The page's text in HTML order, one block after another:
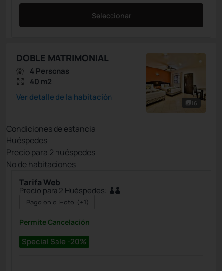
Seleccionar
16
DOBLE MATRIMONIAL
4 Personas
40 m2
Ver detalle de la habitación
Condiciones de estancia
Huéspedes
Precio para 2 huéspedes
Nº de habitaciones
Tarifa Web
Precio para 2 Huéspedes:
Pago en el Hotel (+1)
Special Sale -20%
Permite Cancelación